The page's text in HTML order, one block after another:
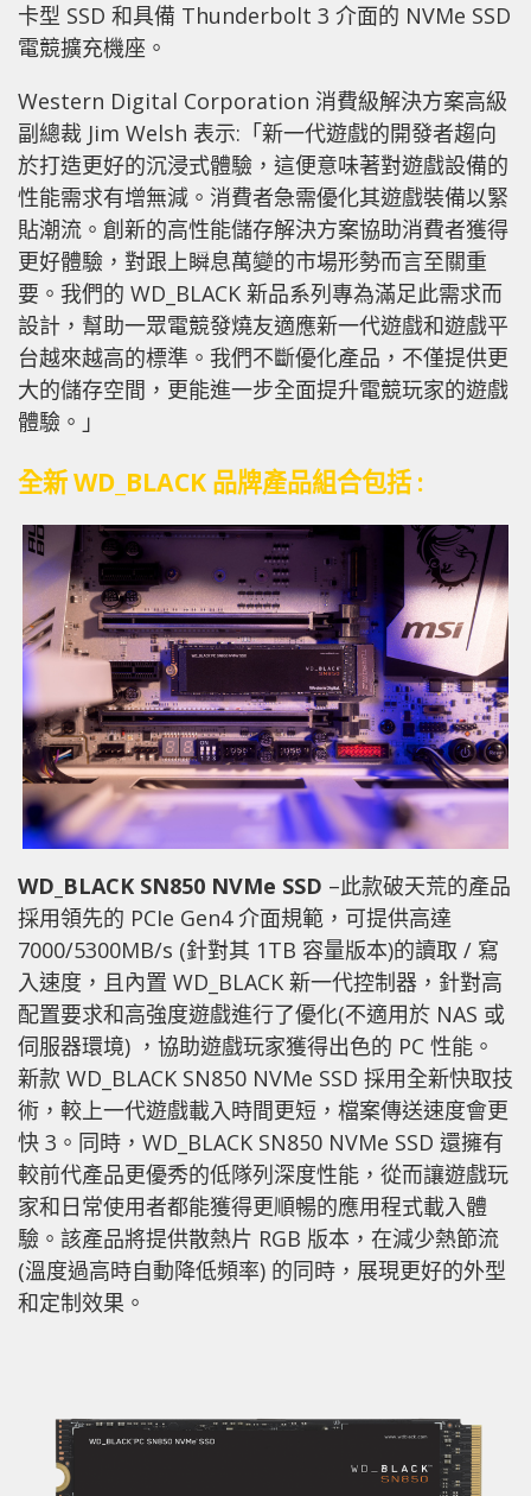
卡型 SSD 和具備 Thunderbolt 3 介面的 NVMe SSD
電競擴充機座。
Western Digital Corporation 消費級解決方案高級
副總裁 Jim Welsh 表示:「新一代遊戲的開發者趨向
於打造更好的沉浸式體驗，這便意味著對遊戲設備的
性能需求有增無減。消費者急需優化其遊戲裝備以緊
貼潮流。創新的高性能儲存解決方案協助消費者獲得
更好體驗，對跟上瞬息萬變的市場形勢而言至關重
要。我們的 WD_BLACK 新品系列專為滿足此需求而
設計，幫助一眾電競發燒友適應新一代遊戲和遊戲平
台越來越高的標準。我們不斷優化產品，不僅提供更
大的儲存空間，更能進一步全面提升電競玩家的遊戲
體驗。」
全新 WD_BLACK 品牌產品組合包括 :
WD_BLACK SN850 NVMe SSD –此款破天荒的產品
採用領先的 PCIe Gen4 介面規範，可提供高達
7000/5300MB/s (針對其 1TB 容量版本)的讀取 / 寫
入速度，且內置 WD_BLACK 新一代控制器，針對高
配置要求和高強度遊戲進行了優化(不適用於 NAS 或
伺服器環境) ，協助遊戲玩家獲得出色的 PC 性能。
新款 WD_BLACK SN850 NVMe SSD 採用全新快取技
術，較上一代遊戲載入時間更短，檔案傳送速度會更
快 3。同時，WD_BLACK SN850 NVMe SSD 還擁有
較前代產品更優秀的低隊列深度性能，從而讓遊戲玩
家和日常使用者都能獲得更順暢的應用程式載入體
驗。該產品將提供散熱片 RGB 版本，在減少熱節流
(溫度過高時自動降低頻率) 的同時，展現更好的外型
和定制效果。